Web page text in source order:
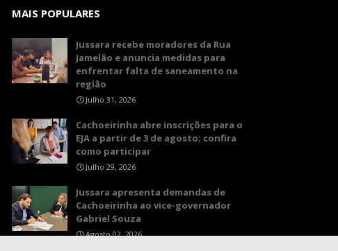
MAIS POPULARES
Jussara recebe moradores da Rua
Jamelão e anuncia medidas para
enfrentar falta de saneamento na
região
Julho 31, 2026
Cachoeirinha abre inscrições para o
EJA a partir de 3 de agosto; confira
como participar
Julho 29, 2026
Jussara apresenta demandas de
Cachoeirinha ao vice-governador
Gabriel Souza
Agosto 02, 2026